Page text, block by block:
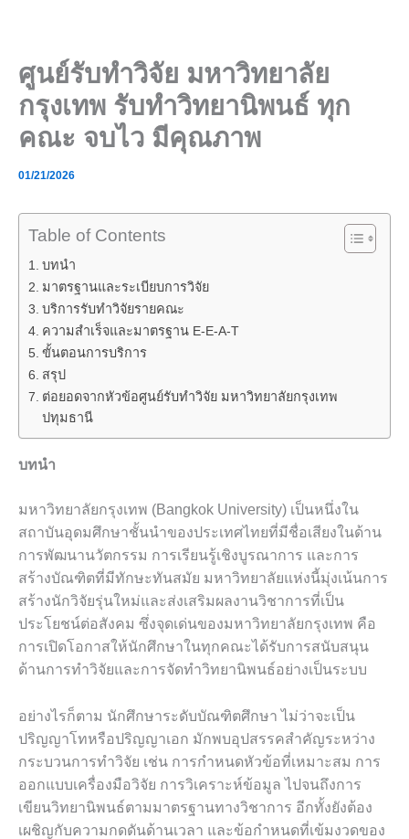
ศูนย์รับทำวิจัย มหาวิทยาลัย
กรุงเทพ รับทำวิทยานิพนธ์ ทุก
คณะ จบไว มีคุณภาพ
01/21/2026
Table of Contents
บทนำ
มาตรฐานและระเบียบการวิจัย
บริการรับทำวิจัยรายคณะ
ความสำเร็จและมาตรฐาน E-E-A-T
ขั้นตอนการบริการ
สรุป
ต่อยอดจากหัวข้อศูนย์รับทำวิจัย มหาวิทยาลัยกรุงเทพ
ปทุมธานี
บทนำ
มหาวิทยาลัยกรุงเทพ (Bangkok University) เป็นหนึ่งใน
สถาบันอุดมศึกษาชั้นนำของประเทศไทยที่มีชื่อเสียงในด้าน
การพัฒนานวัตกรรม การเรียนรู้เชิงบูรณาการ และการ
สร้างบัณฑิตที่มีทักษะทันสมัย มหาวิทยาลัยแห่งนี้มุ่งเน้นการ
สร้างนักวิจัยรุ่นใหม่และส่งเสริมผลงานวิชาการที่เป็น
ประโยชน์ต่อสังคม ซึ่งจุดเด่นของมหาวิทยาลัยกรุงเทพ คือ
การเปิดโอกาสให้นักศึกษาในทุกคณะได้รับการสนับสนุน
ด้านการทำวิจัยและการจัดทำวิทยานิพนธ์อย่างเป็นระบบ
อย่างไรก็ตาม นักศึกษาระดับบัณฑิตศึกษา ไม่ว่าจะเป็น
ปริญญาโทหรือปริญญาเอก มักพบอุปสรรคสำคัญระหว่าง
กระบวนการทำวิจัย เช่น การกำหนดหัวข้อที่เหมาะสม การ
ออกแบบเครื่องมือวิจัย การวิเคราะห์ข้อมูล ไปจนถึงการ
เขียนวิทยานิพนธ์ตามมาตรฐานทางวิชาการ อีกทั้งยังต้อง
เผชิญกับความกดดันด้านเวลา และข้อกำหนดที่เข้มงวดของ